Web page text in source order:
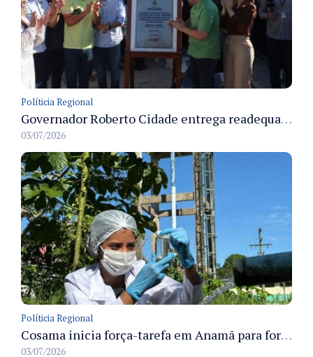
Políticia Regional
Governador Roberto Cidade entrega readequação do ambulatório da FCecon e amplia capacidade de atendimento oncológico em Manaus
03/07/2026
Políticia Regional
Cosama inicia força-tarefa em Anamã para fortalecer abastecimento de água e segurança hídrica da população
03/07/2026